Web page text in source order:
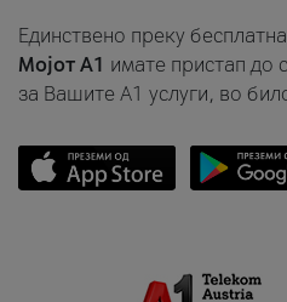
Единствено преку
Мојот A1 имате пристап до
за Вашите A1 услуги, во